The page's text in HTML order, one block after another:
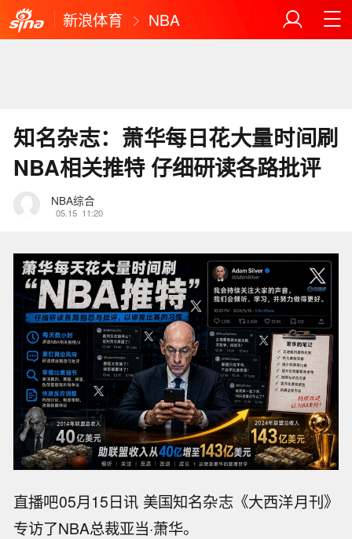
新浪体育 NBA
知名杂志：萧华每日花大量时间刷
NBA相关推特 仔细研读各路批评
NBA综合
05.15 11:20
直播吧05月15日讯 美国知名杂志《大西洋月刊》
专访了NBA总裁亚当·萧华。